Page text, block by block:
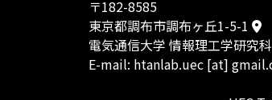
〒182-8585
東京都調布市調布ヶ丘1-5-1
電気通信大学 情報理工学研究
E-mail: htanlab.uec [at]